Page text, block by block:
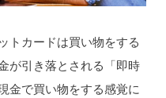
トカードは買い物をする
が引き落とされる「即時
金で買い物をする感覚に